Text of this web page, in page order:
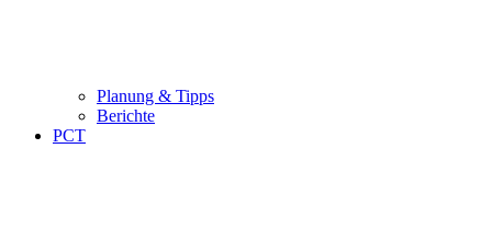
Planung & Tipps
Berichte
PCT